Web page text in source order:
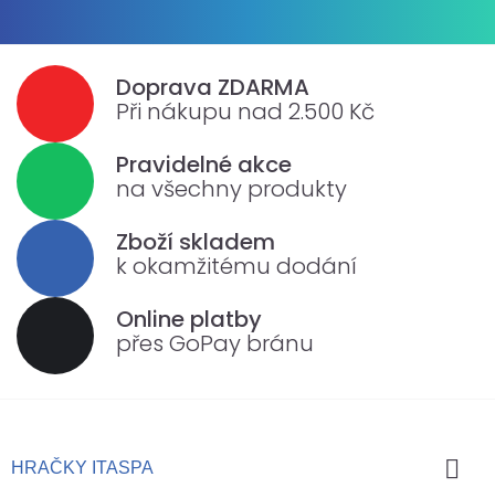
Doprava ZDARMA
Při nákupu nad 2.500 Kč
Pravidelné akce
na všechny produkty
Zboží skladem
k okamžitému dodání
Online platby
přes GoPay bránu
HRAČKY ITASPA 